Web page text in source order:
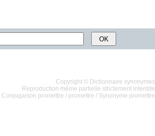
Copyright © Dictionnaire synonymes
Reproduction même partielle strictement interdite
Conjugaison promettre / promettre / Synonyme promettre